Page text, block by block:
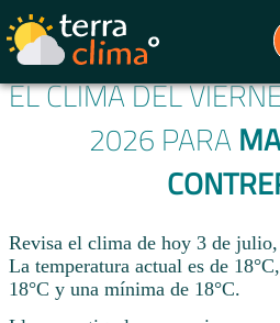
EL CLIMA DEL
2026 PARA
Revisa el clima de hoy 3 de
La temperatura actual es de
18°C y una mínima de 18°C.​